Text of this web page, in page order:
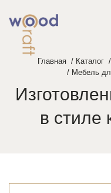
Главная Каталог
Мебель
в стиле